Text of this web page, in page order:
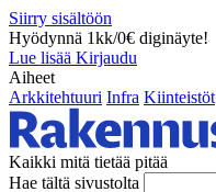
Siirry sisältöön
Hyödynnä 1kk/0€ diginäyte!
Lue lisää Kirjaudu
Aiheet
Arkkitehtuuri Infra Kiinteistöt
Kaikki mitä tietää pitää
Hae tältä sivustolta